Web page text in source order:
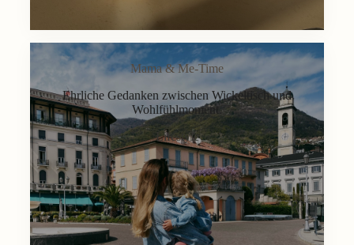
Mama & Me-Time
Ehrliche Gedanken zwischen Wickeltisch und
Wohlfühlmoment.
Lifestyle